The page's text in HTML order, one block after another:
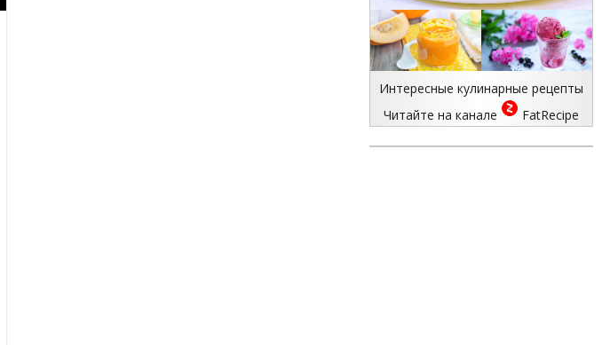
Интересные кулинарные рецепты
Читайте на канале
FatRecipe